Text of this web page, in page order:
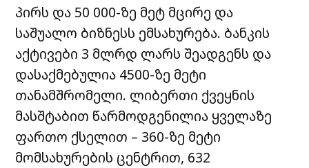
პირს და 50 000-ზე მეტ მცირე და
საშუალო ბიზნესს ემსახურება. ბანკის
აქტივები 3 მლრდ ლარს შეადგენს და
დასაქმებულია 4500-ზე მეტი
თანამშრომელი. ლიბერთი ქვეყნის
მასშტაბით წარმოდგენილია ყველაზე
ფართო ქსელით – 360-ზე მეტი
მომსახურების ცენტრით, 632